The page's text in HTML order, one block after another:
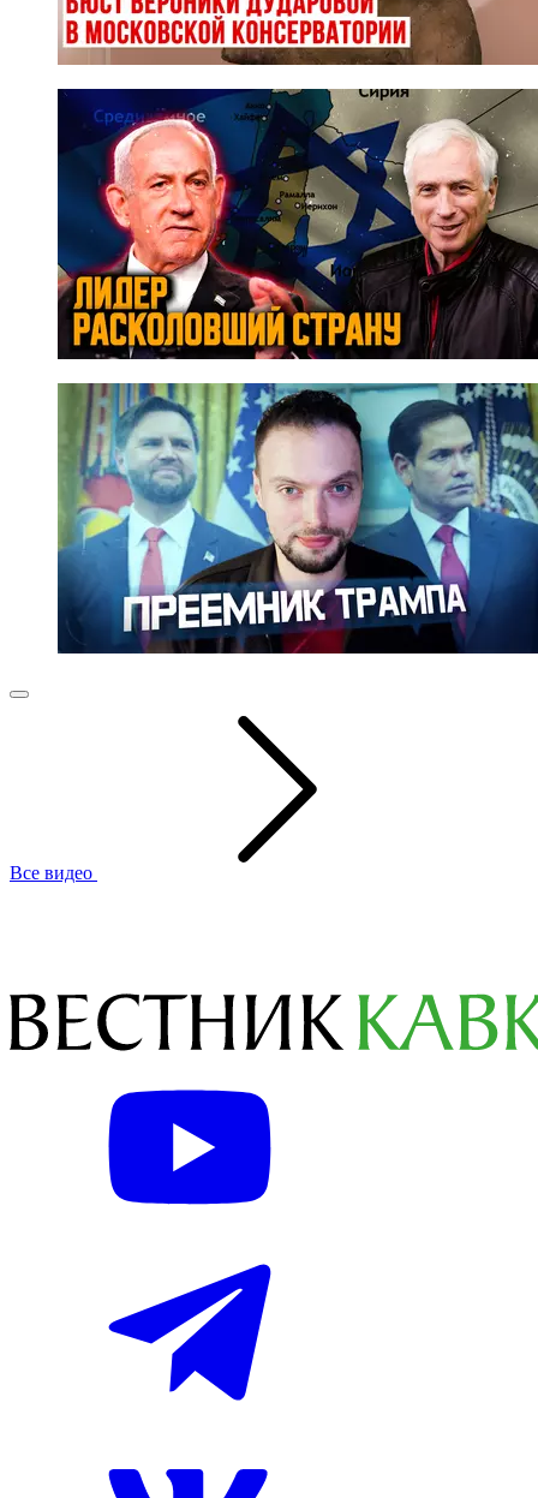
Все видео